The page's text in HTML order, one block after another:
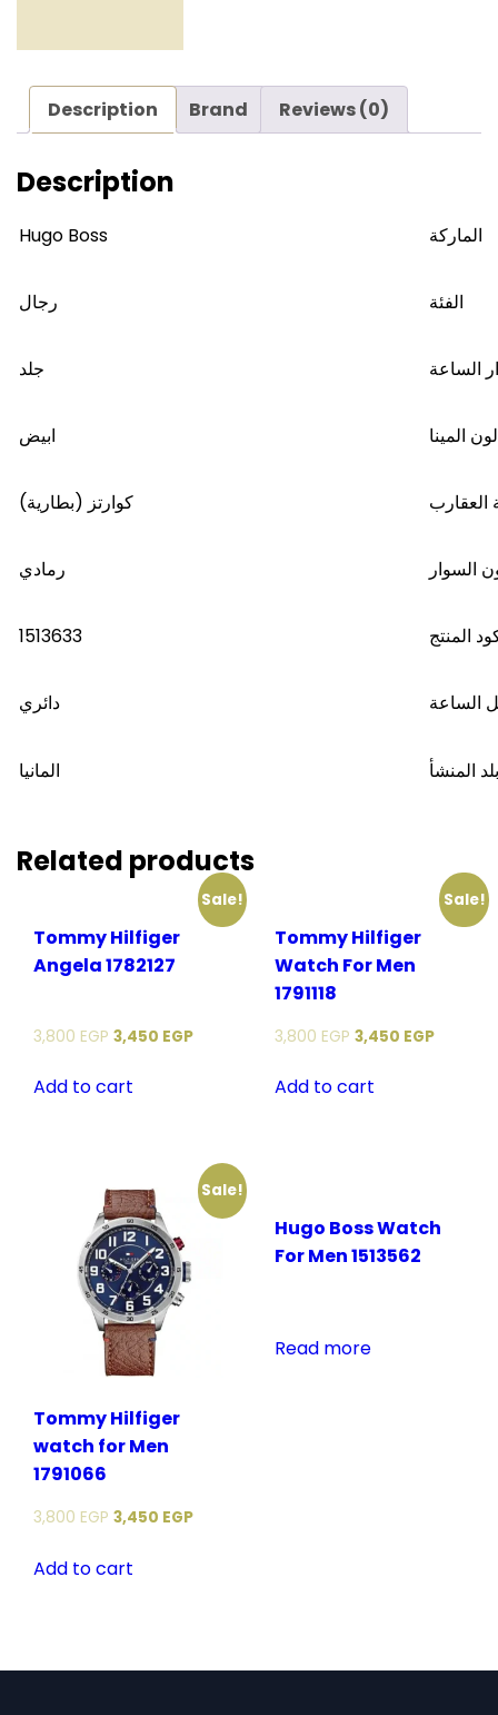
Description Brand Reviews (0)
Description
Hugo Boss الماركة
رجال الفئة
جلد الساعة
ابيض لون المينا
كوارتز (بطارية) العقارب
رمادي السوار
1513633 المنتج
دائري الساعة
المانيا بلد المنشأ
Related products
Sale!
Tommy Hilfiger
Angela 1782127
3,800 EGP 3,450 EGP
Add to cart
Sale!
Tommy Hilfiger
Watch For Men
1791118
3,800 EGP 3,450 EGP
Add to cart
Sale!
Tommy Hilfiger
watch for Men
1791066
3,800 EGP 3,450 EGP
Add to cart
Hugo Boss Watch
For Men 1513562
Read more